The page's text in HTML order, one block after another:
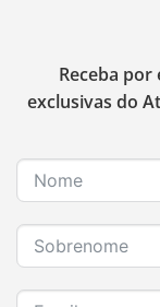
Receba
exclusivas do